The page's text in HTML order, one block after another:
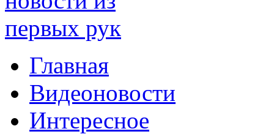
Главная
Видеоновости
Интересное